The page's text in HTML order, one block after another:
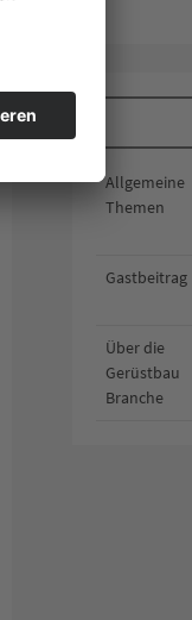
Allgemeine
Themen
Gastbeitrag
Über die
Gerüstbau
Branche